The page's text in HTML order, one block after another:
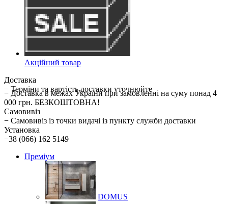
Акційний товар
Доставка
− Терміни та вартість доставки уточнюйте
− Доставка в межах України при замовленні на суму понад 4
000 грн. БЕЗКОШТОВНА!
Самовивіз
− Самовивіз із точки видачі із пункту служби доставки
Установка
−38 (066) 162 5149
Преміум
DOMUS